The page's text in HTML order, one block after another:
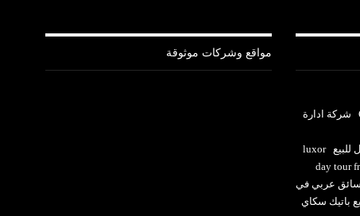
شركة ادارة
للبيع
luxor
day tour
سائق عربي في
باتيك سكاي
مواقع وشركات موثوقة